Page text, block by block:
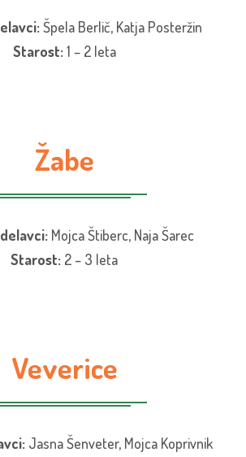
Špela Berlič, Katja Posteržin
Starost:1 – 2 leta
Žabe
Mojca Štiberc, Naja Šarec
Starost: 2 – 3 leta
Veverice
Jasna Šenveter, Mojca Koprivnik